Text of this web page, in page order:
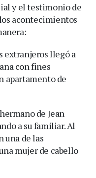
y el testimonio de
acontecimientos
extranjeros llegó a
con fines
apartamento de
de Jean
a su familiar. Al
una de las
mujer de cabello